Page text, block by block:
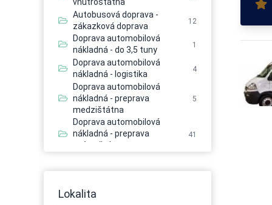
vnútroštátna
Autobusová doprava -
zákazková doprava
12
Doprava automobilová
nákladná - do 3,5 tuny
1
Doprava automobilová
nákladná - logistika
4
Doprava automobilová
nákladná - preprava
medzištátna
5
Doprava automobilová
nákladná - preprava
vnútroštátna
41
nákladná - prepravné služby
nákladná - služby iné
Lokalita